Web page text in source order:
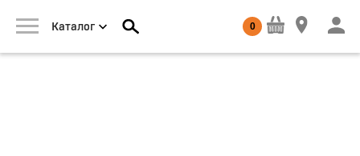
Каталог 0